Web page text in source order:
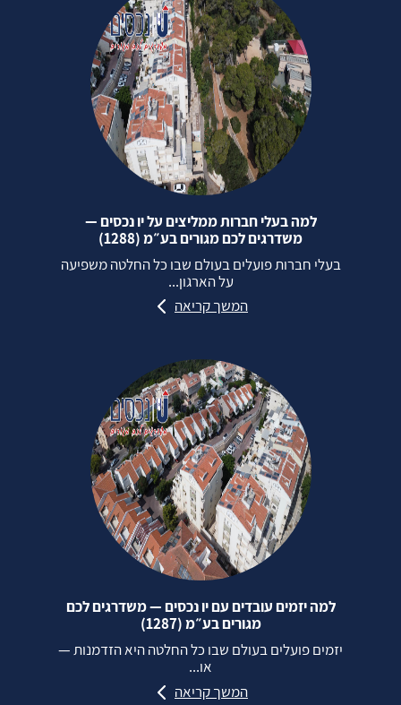
למה בעלי חברות ממליצים על יו נכסים —
משדרגים לכם מגורים בע״מ (1288)
בעלי חברות פועלים בעולם שבו כל החלטה משפיעה
על הארגון...
המשך קריאה
למה יזמים עובדים עם יו נכסים — משדרגים לכם
מגורים בע״מ (1287)
יזמים פועלים בעולם שבו כל החלטה היא הזדמנות —
או...
המשך קריאה